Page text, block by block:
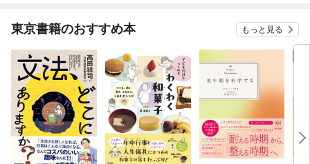
東京書籍のおすすめ本 もっと見る